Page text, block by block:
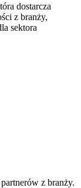
dostarcza
z branży,
sektora
z branży.